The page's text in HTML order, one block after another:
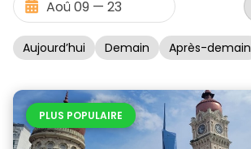
Aujourd’hui Demain Après-demain
PLUS POPULAIRE